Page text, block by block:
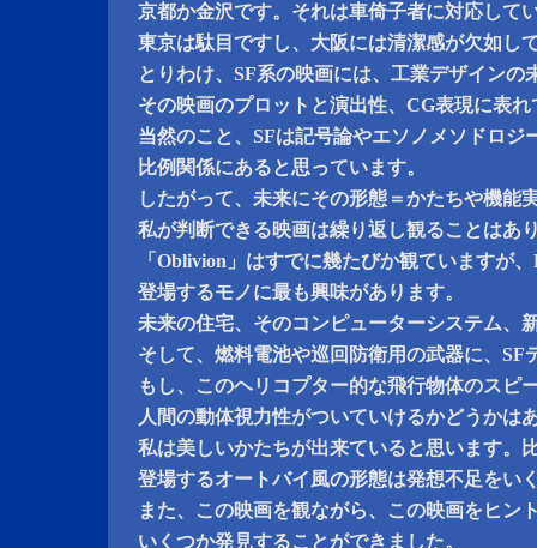
京都か金沢です。それは車倚子者に対応して
東京は駄目ですし、大阪には清潔感が欠如し
とりわけ、SF系の映画には、工業デザインの
その映画のプロットと演出性、CG表現に表
当然のこと、SFは記号論やエソノメソドロジ
比例関係にあると思っています。
したがって、未来にその形態＝かたちや機能
私が判断できる映画は繰り返し観ることはあ
「Oblivion」はすでに幾たびか観ていますが
登場するモノに最も興味があります。
未来の住宅、そのコンピューターシステム、
そして、燃料電池や巡回防衛用の武器に、SF
もし、このヘリコプター的な飛行物体のスピ
人間の動体視力性がついていけるかどうかは
私は美しいかたちが出来ていると思います。
登場するオートバイ風の形態は発想不足をい
また、この映画を観ながら、この映画をヒン
いくつか発見することができました。